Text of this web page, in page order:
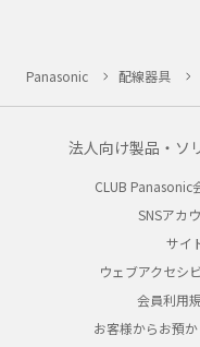
Panasonic 配線器具
法人向け製品・ソ
CLUB Panasonic
SNSアカ
サイ
ウェブアクセシ
会員利用
お客様からお預